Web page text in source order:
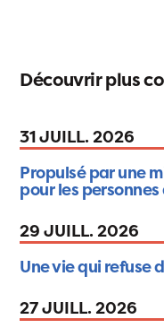
Découvrir plus
31 JUILL. 2026
Propulsé par une
pour les
29 JUILL. 2026
Une vie qui refuse
27 JUILL. 2026